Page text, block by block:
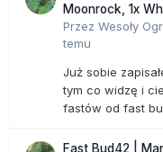
Moonrock, 1x
Przez Wesoły
temu
Już sobie
tym co widzę i
fastów od fast
Fast Bud42 |